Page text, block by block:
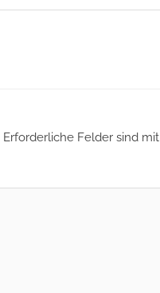
Erforderliche Felder sind mit